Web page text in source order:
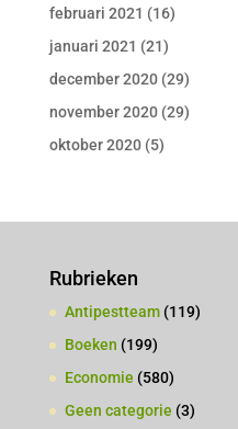
februari 2021 (16)
januari 2021 (21)
december 2020(29)
november 2020(29)
oktober 2020(5)
Rubrieken
Antipestteam(119)
Boeken (199)
Economie (580)
Geen categorie (3)